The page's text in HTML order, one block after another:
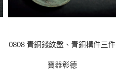
0808 青銅錢紋盤、青銅構件三件
寶器彰德